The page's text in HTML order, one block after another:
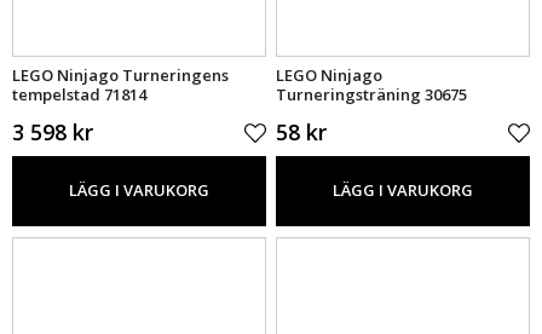
LEGO Ninjago Turneringens
tempelstad 71814
3 598 kr
LÄGG I VARUKORG
LEGO Ninjago
Turneringsträning 30675
58 kr
LÄGG I VARUKORG